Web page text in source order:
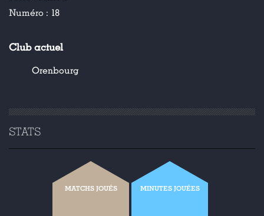
Numéro : 18
Club actuel
Orenbourg
STATS
MATCHS JOUÉS MINUTES JOUÉES